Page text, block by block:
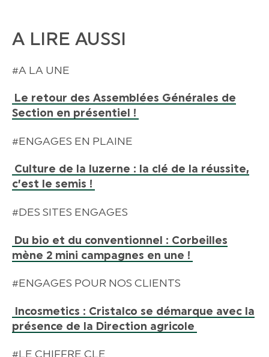
A LIRE AUSSI
#A LA UNE
Le retour des Assemblées Générales de
Section en présentiel !
#ENGAGES EN PLAINE
Culture de la luzerne : la clé de la réussite,
c’est le semis !
#DES SITES ENGAGES
Du bio et du conventionnel : Corbeilles
mène 2 mini campagnes en une !
#ENGAGES POUR NOS CLIENTS
Incosmetics : Cristalco se démarque avec la
présence de la Direction agricole
#LE CHIFFRE CLE